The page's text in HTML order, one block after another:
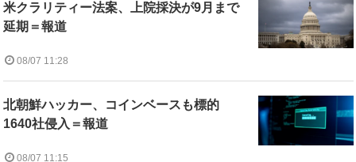
米クラリティー法案、上院採決が9月まで
延期＝報道
08/07 11:28
北朝鮮ハッカー、コインベースも標的
1640社侵入＝報道
08/07 11:15